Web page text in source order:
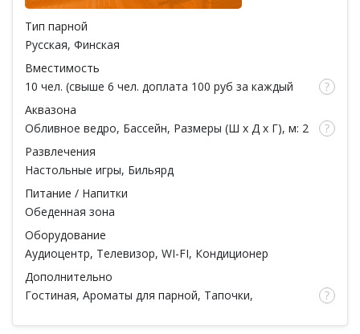
Тип парной
Русская, Финская
Вместимость
10 чел. (свыше 6 чел. доплата 100 руб за каждый
Аквазона
Обливное ведро, Бассейн, Размеры (Ш x Д x Г), м: 2
Развлечения
Настольные игры, Бильярд
Питание / Напитки
Обеденная зона
Оборудование
Аудиоцентр, Телевизор, WI-FI, Кондиционер
Дополнительно
Гостиная, Ароматы для парной, Тапочки,
Мочалка, Посуда, Чайная церемония